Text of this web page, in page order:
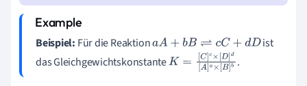
Beispiel: Für die ReaktionaA+ bB ⇌cC +dD
ist
das GleichgewichtskonstanteK=
.